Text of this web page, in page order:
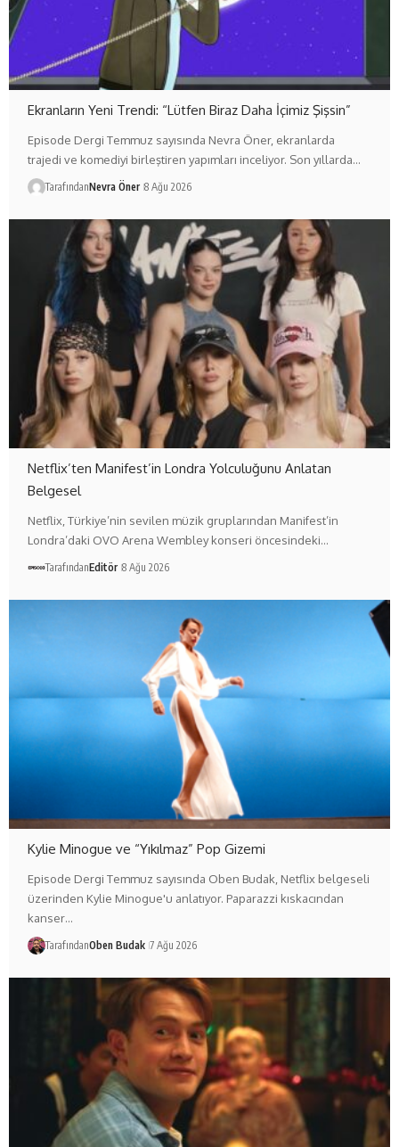
Ekranların Yeni Trendi: “Lütfen Biraz Daha İçimiz Şişsin”
Episode Dergi Temmuz sayısında Nevra Öner, ekranlarda
trajedi ve komediyi birleştiren yapımları inceliyor. Son yıllarda…
TarafındanNevra Öner 8 Ağu 2026
Netflix’ten Manifest’in Londra Yolculuğunu Anlatan
Belgesel
Netflix, Türkiye’nin sevilen müzik gruplarından Manifest’in
Londra’daki OVO Arena Wembley konseri öncesindeki…
TarafındanEditör 8 Ağu 2026
Kylie Minogue ve “Yıkılmaz” Pop Gizemi
Episode Dergi Temmuz sayısında Oben Budak, Netflix belgeseli
üzerinden Kylie Minogue'u anlatıyor. Paparazzi kıskacından
kanser…
TarafındanOben Budak 7 Ağu 2026